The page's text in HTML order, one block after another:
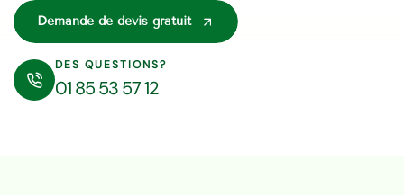
Demande de devis gratuit
DES QUESTIONS?
01 85 53 57 12